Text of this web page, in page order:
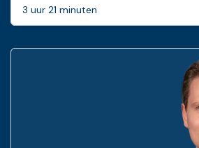
3 uur 21 minuten